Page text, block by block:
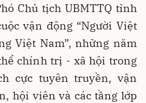
Chủ tịch UBMTTQ tỉnh
vận động “Người Việt
Việt Nam”, những năm
chính trị - xã hội trong
cực tuyên truyền, vận
hội viên và các tầng lớp